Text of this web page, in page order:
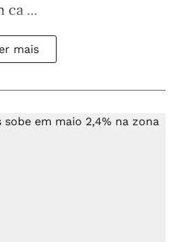
ca ...
mais